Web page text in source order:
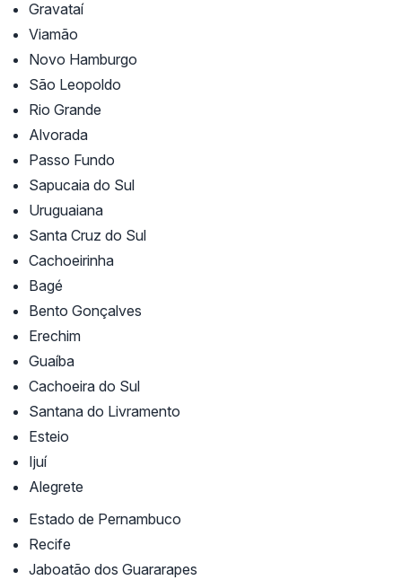
Gravataí
Viamão
Novo Hamburgo
São Leopoldo
Rio Grande
Alvorada
Passo Fundo
Sapucaia do Sul
Uruguaiana
Santa Cruz do Sul
Cachoeirinha
Bagé
Bento Gonçalves
Erechim
Guaíba
Cachoeira do Sul
Santana do Livramento
Esteio
Ijuí
Alegrete
Estado de Pernambuco
Recife
Jaboatão dos Guararapes